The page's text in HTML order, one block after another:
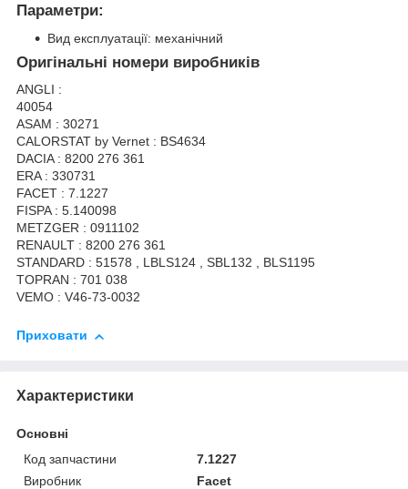
Параметри:
Вид експлуатації: механічний
Оригінальні номери виробників
ANGLI :
40054
ASAM : 30271
CALORSTAT by Vernet : BS4634
DACIA : 8200 276 361
ERA : 330731
FACET : 7.1227
FISPA : 5.140098
METZGER : 0911102
RENAULT : 8200 276 361
STANDARD : 51578 , LBLS124 , SBL132 , BLS1195
TOPRAN : 701 038
VEMO : V46-73-0032
Приховати
Характеристики
Основні
Код запчастини
7.1227
Виробник
Facet